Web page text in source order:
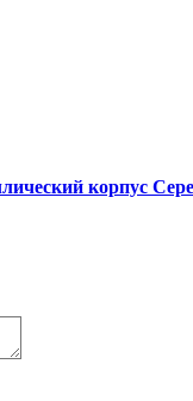
корпус